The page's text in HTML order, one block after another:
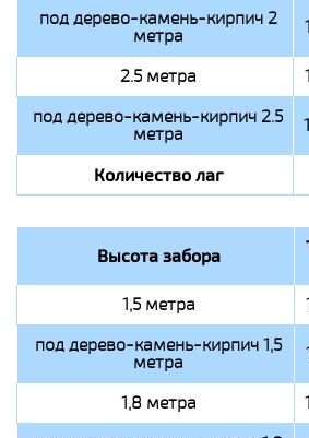
под дерево-камень-кирпич 2
метра
2.5 метра
под дерево-камень-кирпич 2.5
метра
Количество лаг
Высота забора
1,5 метра
под дерево-камень-кирпич 1,5
метра
1,8 метра